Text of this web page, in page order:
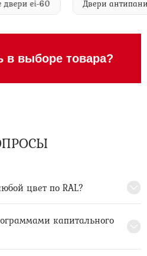
двери ei-60 Двери
выборе товара?
цвет по RAL?
капитального